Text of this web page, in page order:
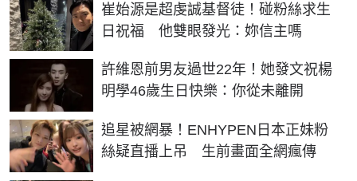
崔始源是超虔誠基督徒！碰粉絲求生
日祝福 他雙眼發光：妳信主嗎
許維恩前男友過世22年！她發文祝楊
明學46歲生日快樂：你從未離開
追星被網暴！ENHYPEN日本正妹粉
絲疑直播上吊 生前畫面全網瘋傳